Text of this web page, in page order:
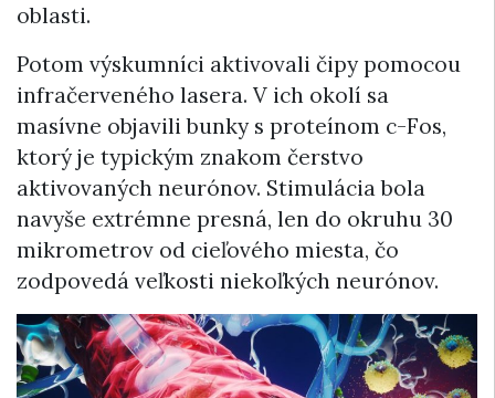
oblasti.
Potom výskumníci aktivovali čipy pomocou
infračerveného lasera. V ich okolí sa
masívne objavili bunky s proteínom c-Fos,
ktorý je typickým znakom čerstvo
aktivovaných neurónov. Stimulácia bola
navyše extrémne presná, len do okruhu 30
mikrometrov od cieľového miesta, čo
zodpovedá veľkosti niekoľkých neurónov.